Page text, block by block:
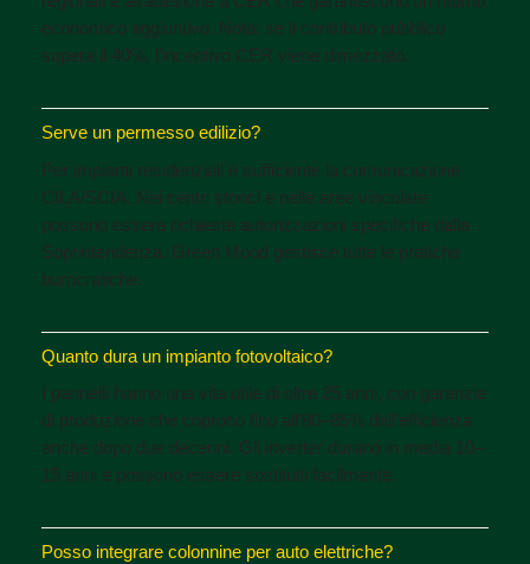
economico aggiuntivo. Nota: se il contributo pubblico
supera il 40%, l’incentivo CER viene dimezzato.
Serve un permesso edilizio?
Per impianti residenziali è sufficiente la comunicazione
CILA/SCIA. Nei centri storici e nelle aree vincolate
possono essere richieste autorizzazioni specifiche dalla
Soprintendenza. Green Mood gestisce tutte le pratiche
burocratiche.
Quanto dura un impianto fotovoltaico?
I pannelli hanno una vita utile di oltre 25 anni, con garanzie
di produzione che coprono fino all’80–85% dell’efficienza
anche dopo due decenni. Gli inverter durano in media 10–
15 anni e possono essere sostituiti facilmente.
Posso integrare colonnine per auto elettriche?